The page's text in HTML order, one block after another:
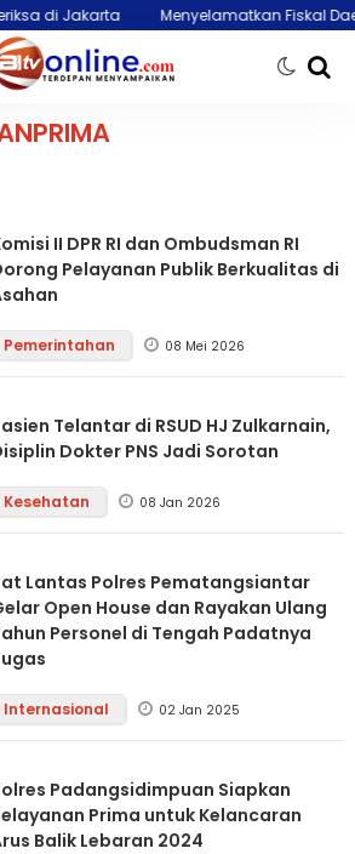
Jakarta Menyelamatkan Fiskal Daerah
II DPR RI dan Ombudsman RI
Pelayanan Publik Berkualitas di
Pemerintahan 08 Mei 2026
Telantar di RSUD HJ Zulkarnain,
Dokter PNS Jadi Sorotan
Kesehatan 08 Jan 2026
Lantas Polres Pematangsiantar
Open House dan Rayakan Ulang
Personel di Tengah Padatnya
Internasional 02 Jan 2025
Padangsidimpuan Siapkan
Prima untuk Kelancaran
Balik Lebaran 2024